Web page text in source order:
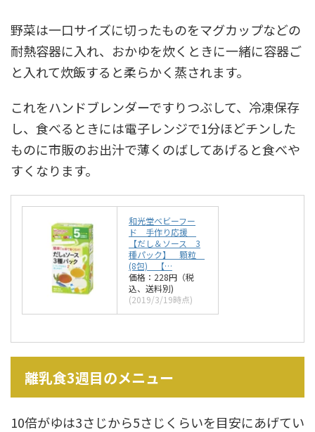
野菜は一口サイズに切ったものをマグカップなどの
耐熱容器に入れ、おかゆを炊くときに一緒に容器ご
と入れて炊飯すると柔らかく蒸されます。
これをハンドブレンダーですりつぶして、冷凍保存
し、食べるときには電子レンジで1分ほどチンした
ものに市販のお出汁で薄くのばしてあげると食べや
すくなります。
和光堂ベビーフー
ド 手作り応援
【だし＆ソース 3
種パック】 顆粒
(8包) 【…
価格：228円（税
込、送料別)
(2019/3/19時点)
離乳食3週目のメニュー
10倍がゆは3さじから5さじくらいを目安にあげてい